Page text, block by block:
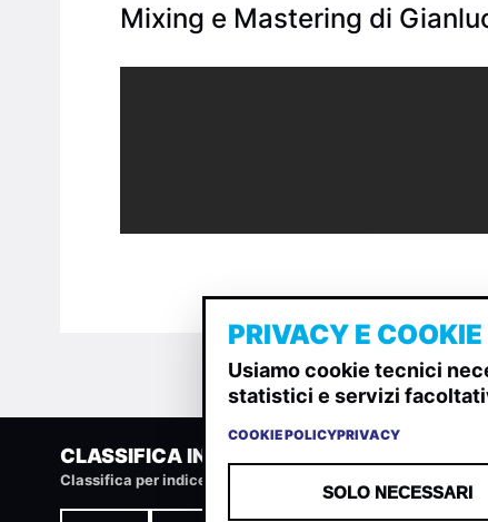
Mixing e Mastering di
CLASSIFICA INDIE
Classifica per indice di gradimento generata dall analisi di
PRIVACY E COOKIE
Usiamo cookie tecnici
statistici e servizi
COOKIE POLICYPRIVACY
SOLO NECESSARI